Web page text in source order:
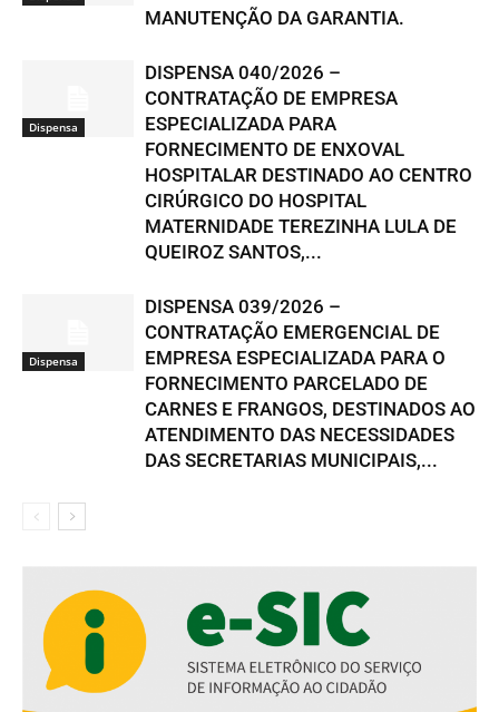
MANUTENÇÃO DA GARANTIA.
Dispensa
DISPENSA 040/2026 –
CONTRATAÇÃO DE EMPRESA
ESPECIALIZADA PARA
FORNECIMENTO DE ENXOVAL
HOSPITALAR DESTINADO AO CENTRO
CIRÚRGICO DO HOSPITAL
MATERNIDADE TEREZINHA LULA DE
QUEIROZ SANTOS,...
Dispensa
DISPENSA 039/2026 –
CONTRATAÇÃO EMERGENCIAL DE
EMPRESA ESPECIALIZADA PARA O
FORNECIMENTO PARCELADO DE
CARNES E FRANGOS, DESTINADOS AO
ATENDIMENTO DAS NECESSIDADES
DAS SECRETARIAS MUNICIPAIS,...